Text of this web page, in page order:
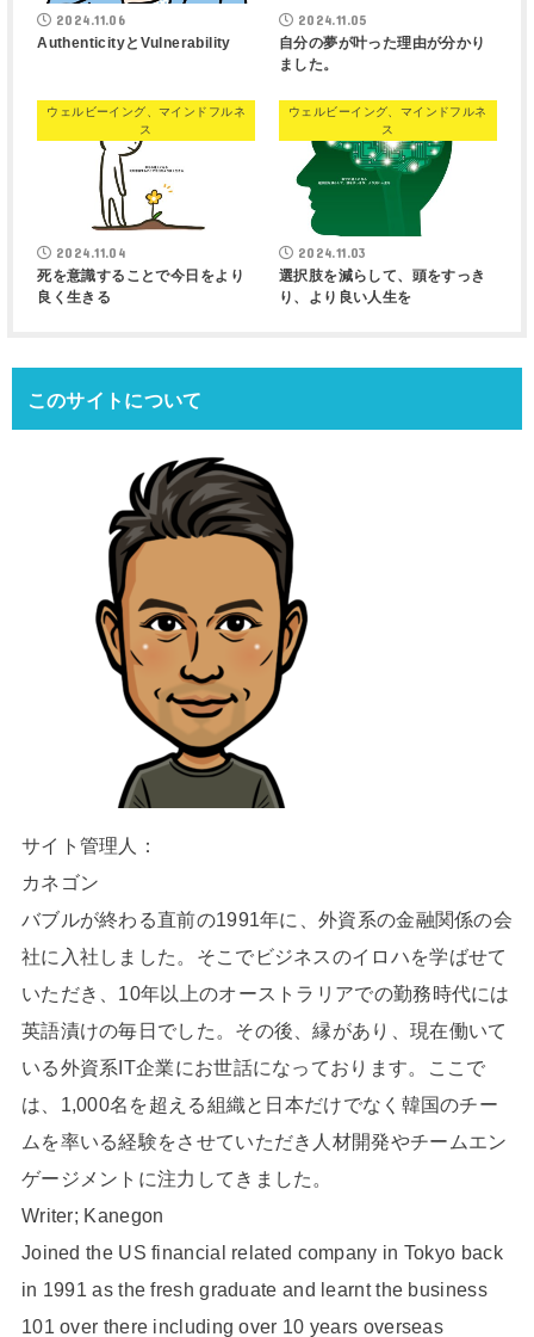
2024.11.06
AuthenticityとVulnerability
2024.11.05
自分の夢が叶った理由が分かり
ました。
ウェルビーイング、マインドフルネ
ス
2024.11.04
死を意識することで今日をより
良く生きる
ウェルビーイング、マインドフルネ
ス
2024.11.03
選択肢を減らして、頭をすっき
り、より良い人生を
このサイトについて
サイト管理人：
カネゴン
バブルが終わる直前の1991年に、外資系の金融関係の会
社に入社しました。そこでビジネスのイロハを学ばせて
いただき、10年以上のオーストラリアでの勤務時代には
英語漬けの毎日でした。その後、縁があり、現在働いて
いる外資系IT企業にお世話になっております。ここで
は、1,000名を超える組織と日本だけでなく韓国のチー
ムを率いる経験をさせていただき人材開発やチームエン
ゲージメントに注力してきました。
Writer; Kanegon
Joined the US financial related company in Tokyo back
in 1991 as the fresh graduate and learnt the business
101 over there including over 10 years overseas